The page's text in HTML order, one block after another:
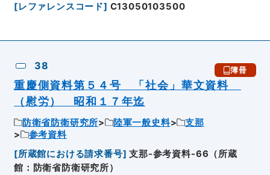
[レファレンスコード] C13050103500
38 簿冊
重慶側資料第５４号 「社会」華文資料
（慰労） 昭和１７年迄
防衛省防衛研究所 陸軍一般史料
支那
参考資料
[所蔵館における請求番号] 支那-参考資料-66（所蔵
館：防衛省防衛研究所）